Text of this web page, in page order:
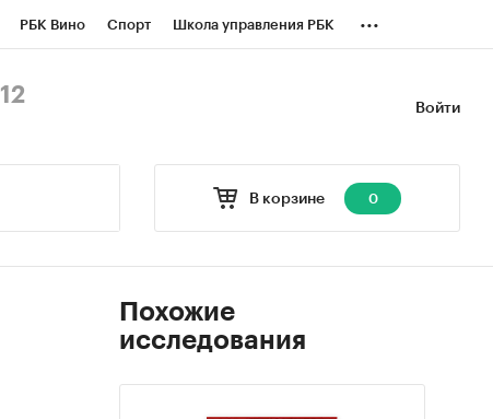
РБК Вино Спорт Школа управления РБК ...
Войти
В корзине 0
Похожие
исследования